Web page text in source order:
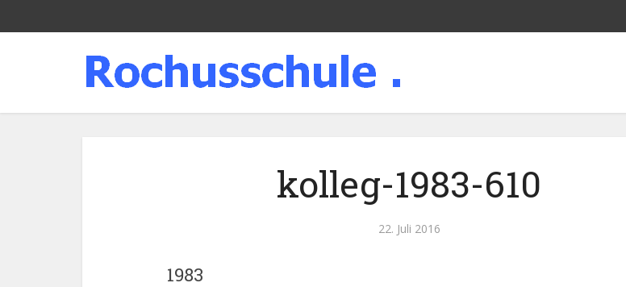
kolleg-1983-610
22. Juli 2016
1983